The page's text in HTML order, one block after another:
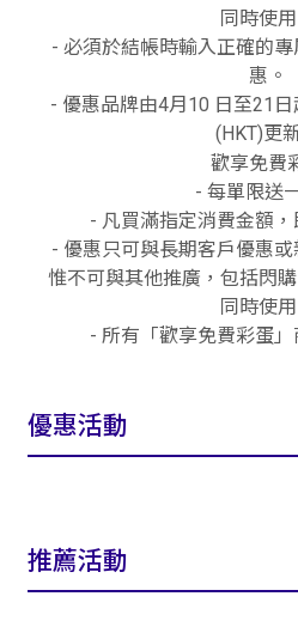
同時使用
- 必須於結帳時輸入正確的
惠。
- 優惠品牌由4月10 日至21
(HKT)更
歡享免費
- 每單限送
- 凡買滿指定消費金額，
- 優惠只可與長期客戶優惠或
惟不可與其他推廣，包括閃
同時使用
- 所有「歡享免費彩蛋」
優惠活動
推薦活動